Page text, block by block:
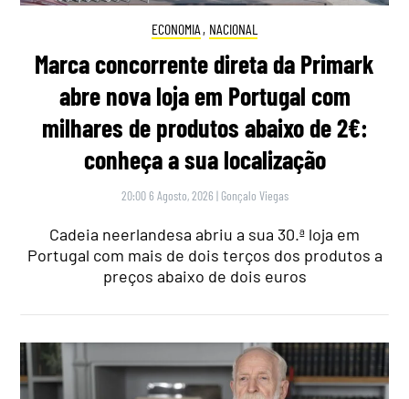
ECONOMIA , NACIONAL
Marca concorrente direta da Primark
abre nova loja em Portugal com
milhares de produtos abaixo de 2€:
conheça a sua localização
20:00 6 Agosto, 2026 | Gonçalo Viegas
Cadeia neerlandesa abriu a sua 30.ª loja em
Portugal com mais de dois terços dos produtos a
preços abaixo de dois euros